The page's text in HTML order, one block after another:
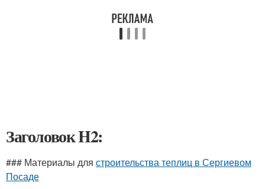
Заголовок H2:
### Материалы для строительства теплиц в Сергиевом
Посаде